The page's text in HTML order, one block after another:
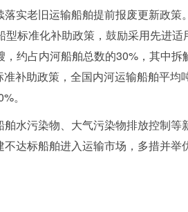
实老旧运输船舶提前报废更新政策
标准化补助政策，鼓励采用先进
约占内河船舶总数的30%，其中拆
补助政策，全国内河运输船舶平均
。
水污染物、大气污染物排放控制等
达标船舶进入运输市场，多措并举